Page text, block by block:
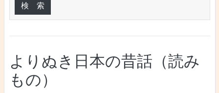
よりぬき日本の昔話（読み
もの）